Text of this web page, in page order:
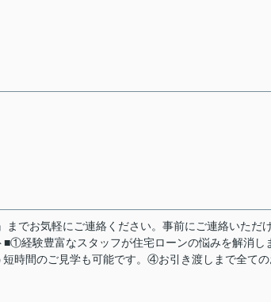
お気軽にご連絡ください。事前にご連絡いただ
経験豊富なスタッフが住宅ローンの悩みを解消し
時間のご見学も可能です。④お引き渡しまで全て